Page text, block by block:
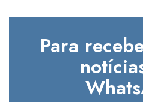
Para